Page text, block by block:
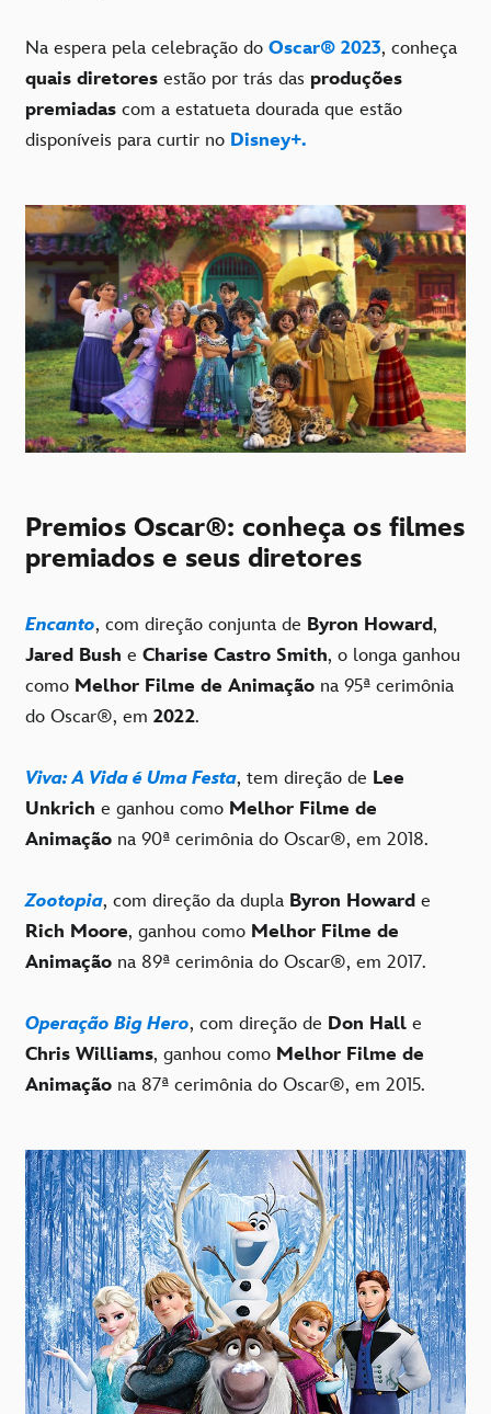
Na espera pela celebração do Oscar® 2023, conheça
quais diretores estão por trás das produções
premiadas com a estatueta dourada que estão
disponíveis para curtir no Disney+.
Premios Oscar®: conheça os filmes
premiados e seus diretores
Encanto, com direção conjunta de Byron Howard,
Jared Bush e Charise Castro Smith, o longa ganhou
como Melhor Filme de Animação na 95ª cerimônia
do Oscar®, em 2022.
Viva: A Vida é Uma Festa, tem direção de Lee
Unkrich e ganhou como Melhor Filme de
Animação na 90ª cerimônia do Oscar®, em 2018.
Zootopia, com direção da dupla Byron Howard e
Rich Moore, ganhou como Melhor Filme de
Animação na 89ª cerimônia do Oscar®, em 2017.
Operação Big Hero, com direção de Don Hall e
Chris Williams, ganhou como Melhor Filme de
Animação na 87ª cerimônia do Oscar®, em 2015.